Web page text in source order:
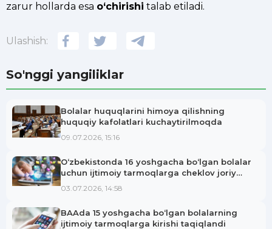
zarur hollarda esa o‘chirishi talab etiladi.
Ulashish:
So'nggi yangiliklar
Bolalar huquqlarini himoya qilishning
huquqiy kafolatlari kuchaytirilmoqda
09.07.2026, 15:16
O‘zbekistonda 16 yoshgacha bo‘lgan bolalar
uchun ijtimoiy tarmoqlarga cheklov joriy
03.07.2026, 14:58
BAAda 15 yoshgacha bo‘lgan bolalarning
ijtimoiy tarmoqlarga kirishi taqiqlandi